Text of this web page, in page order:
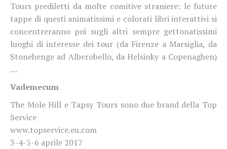
Tours prediletti da molte comitive straniere: le future
tappe di questi animatissimi e colorati libri interattivi si
concentreranno poi sugli altri sempre gettonatissimi
luoghi di interesse dei tour (da Firenze a Marsiglia, da
Stonehenge ad Alberobello, da Helsinky a Copenaghen)
…
Vademecum
The Mole Hill e Tapsy Tours sono due brand della Top
Service
www.topservice.eu.com
3-4-5-6 aprile 2017